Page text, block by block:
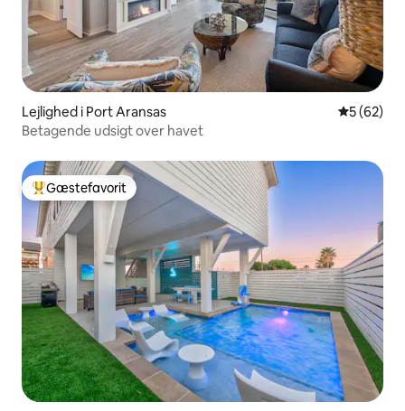
Lejlighed i Port Aransas 5 ud af 5 i
5 (62)
Betagende udsigt over havet
Bedste gæstefavorit
Gæstefavorit